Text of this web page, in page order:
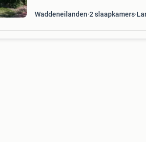
Waddeneilanden 2 slaapkamers